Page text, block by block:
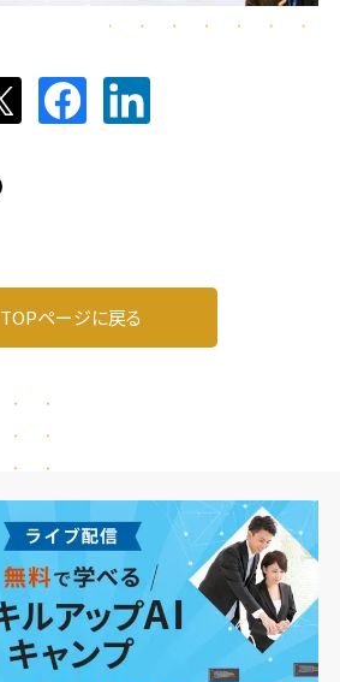
TOPページに戻る